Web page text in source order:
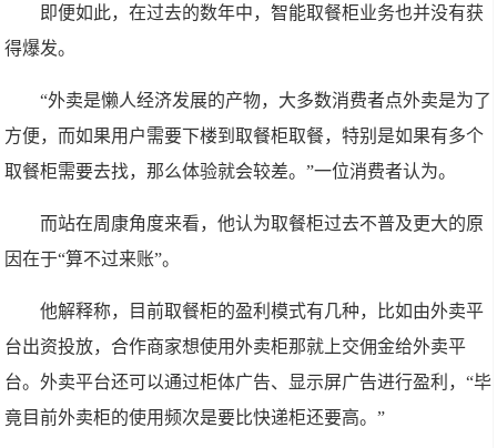
即便如此，在过去的数年中，智能取餐柜业务也并没有获
得爆发。
“外卖是懒人经济发展的产物，大多数消费者点外卖是为了
方便，而如果用户需要下楼到取餐柜取餐，特别是如果有多个
取餐柜需要去找，那么体验就会较差。”一位消费者认为。
而站在周康角度来看，他认为取餐柜过去不普及更大的原
因在于“算不过来账”。
他解释称，目前取餐柜的盈利模式有几种，比如由外卖平
台出资投放，合作商家想使用外卖柜那就上交佣金给外卖平
台。外卖平台还可以通过柜体广告、显示屏广告进行盈利，“毕
竟目前外卖柜的使用频次是要比快递柜还要高。”